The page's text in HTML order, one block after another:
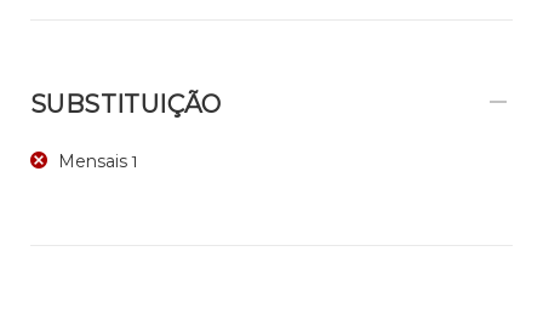
SUBSTITUIÇÃO
Mensais 1